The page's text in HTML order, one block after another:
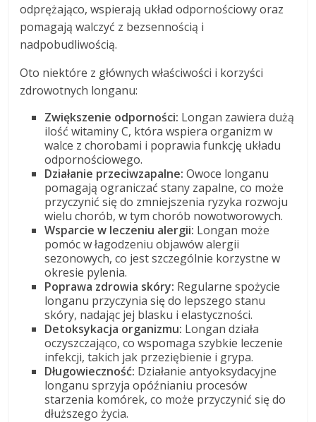
odprężająco, wspierają układ odpornościowy oraz
pomagają walczyć z bezsennością i
nadpobudliwością.
Oto niektóre z głównych właściwości i korzyści
zdrowotnych longanu:
Zwiększenie odporności: Longan zawiera dużą
ilość witaminy C, która wspiera organizm w
walce z chorobami i poprawia funkcję układu
odpornościowego.
Działanie przeciwzapalne: Owoce longanu
pomagają ograniczać stany zapalne, co może
przyczynić się do zmniejszenia ryzyka rozwoju
wielu chorób, w tym chorób nowotworowych.
Wsparcie w leczeniu alergii: Longan może
pomóc w łagodzeniu objawów alergii
sezonowych, co jest szczególnie korzystne w
okresie pylenia.
Poprawa zdrowia skóry: Regularne spożycie
longanu przyczynia się do lepszego stanu
skóry, nadając jej blasku i elastyczności.
Detoksykacja organizmu: Longan działa
oczyszczająco, co wspomaga szybkie leczenie
infekcji, takich jak przeziębienie i grypa.
Długowieczność: Działanie antyoksydacyjne
longanu sprzyja opóźnianiu procesów
starzenia komórek, co może przyczynić się do
dłuższego życia.